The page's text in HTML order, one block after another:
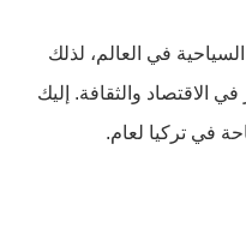
في العالم، لذلك
الاقتصاد والثقافة. إليك
في تركيا لعام.